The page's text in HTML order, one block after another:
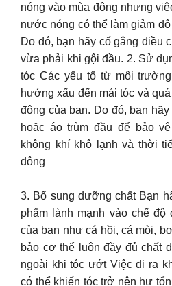
nóng vào mùa đông nhưng
nước nóng có thể làm giảm
Do đó, bạn hãy cố gắng điều
vừa phải khi gội đầu. 2. Sử
tóc Các yếu tố từ môi
hưởng xấu đến mái tóc và
đông của bạn. Do đó, bạn
hoặc áo trùm đầu để bảo
không khí khô lạnh và thời
đông
3. Bổ sung dưỡng chất Bạn
phẩm lành mạnh vào chế
của bạn như cá hồi, cá mòi,
bảo cơ thể luôn đầy đủ chất
ngoài khi tóc ướt Việc đi ra
có thể khiến tóc trở nên hư